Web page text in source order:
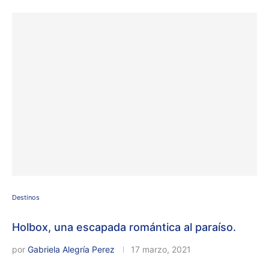
Destinos
Holbox, una escapada romántica al paraíso.
por Gabriela Alegría Perez 17 marzo, 2021